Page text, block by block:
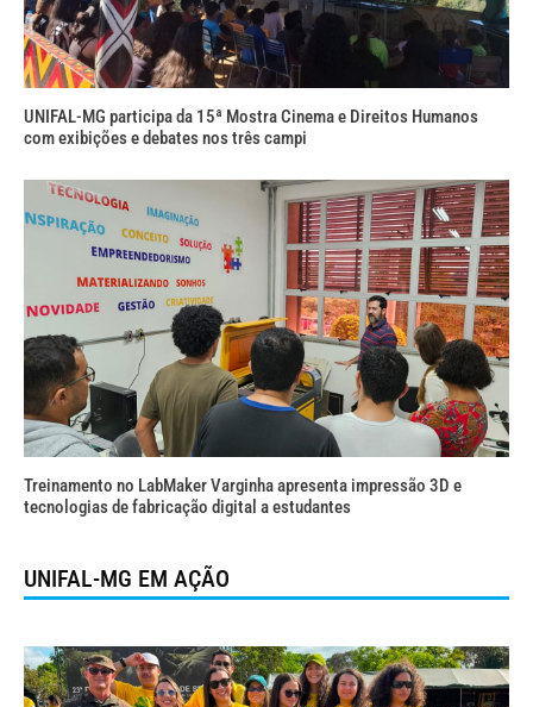
UNIFAL-MG participa da 15ª Mostra Cinema e Direitos Humanos
com exibições e debates nos três campi
Treinamento no LabMaker Varginha apresenta impressão 3D e
tecnologias de fabricação digital a estudantes
UNIFAL-MG EM AÇÃO